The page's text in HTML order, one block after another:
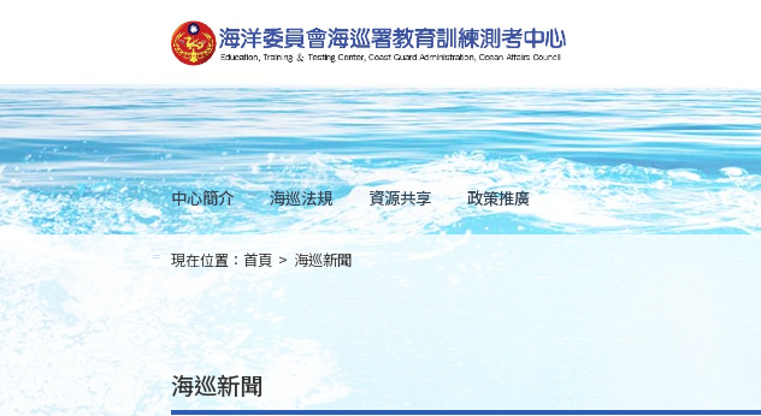
到
主
要
內
容
Skip
to
main
content
中心簡介 海巡法規 資源共享 政策推廣
::: 現在位置： 首頁 > 海巡新聞
海巡新聞